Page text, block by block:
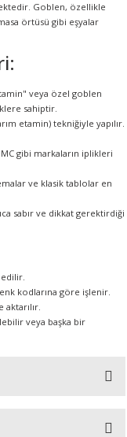
Goblen, özellikle
örtüsü gibi eşyalar
veya özel goblen
sahiptir.
etamin) tekniğiyle yapılır.
gibi markaların iplikleri
ve klasik tablolar en
sabır ve dikkat gerektirdiği
kodlarına göre işlenir.
veya başka bir